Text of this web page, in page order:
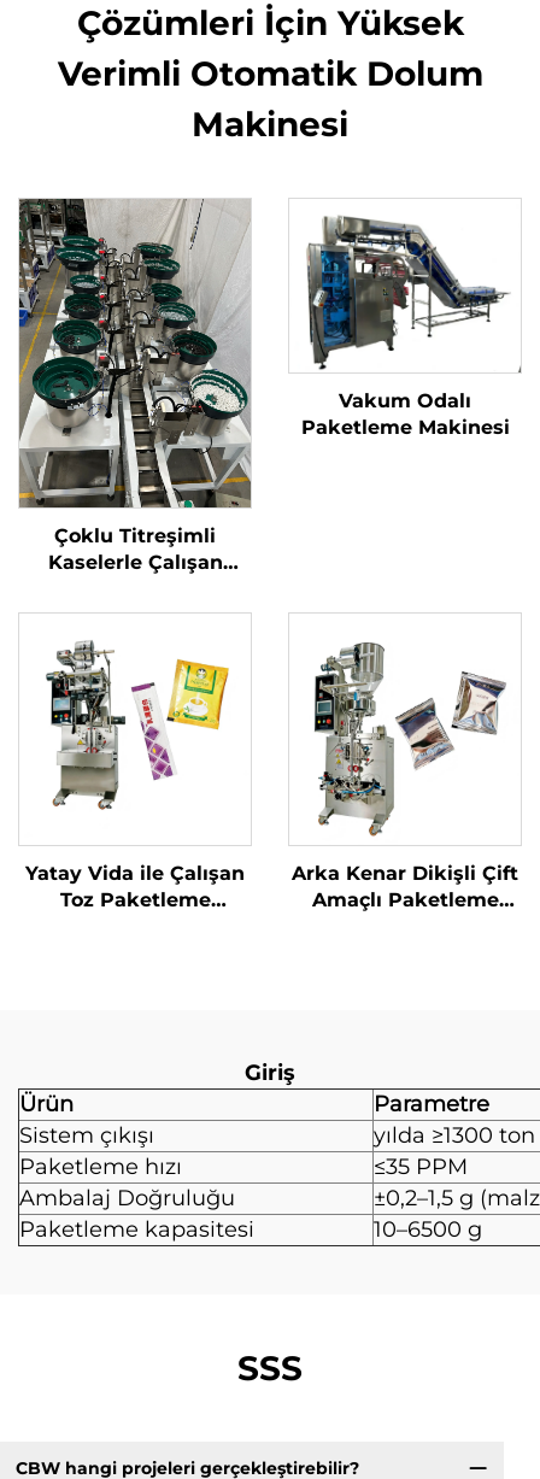
Çözümleri İçin Yüksek
Verimli Otomatik Dolum
Makinesi
Çoklu Titreşimli
Kaselerle Çalışan
Paketleme Makinesi
Vakum Odalı
Paketleme Makinesi
Yatay Vida ile Çalışan
Toz Paketleme
Arka Kenar Dikişli Çift
Amaçlı Paketleme
Giriş
Ürün
Parametre
Sistem çıkışı
yılda ≥1300 ton
Paketleme hızı
≤35 PPM
Ambalaj Doğruluğu
±0,2–1,5 g
Paketleme kapasitesi
10–6500 g
SSS
CBW hangi projeleri gerçekleştirebilir?